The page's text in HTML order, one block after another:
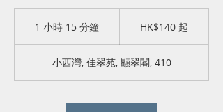
1 小時 15 分鐘
5
分
HK$140 起
小西灣, 佳翠苑, 顯翠閣, 410